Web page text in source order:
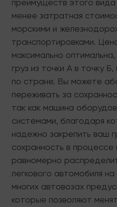
преимуществ этого вида
менее затратная
морскими и
транспортировками.
максимально
груз из точки А в точку
по стране. Вы можете
переживать за
так как машина
системами, благодаря
надежно закрепить ваш
сохранность в процессе
равномерно
легкового автомобиля
многих автовозах
которые позволяют